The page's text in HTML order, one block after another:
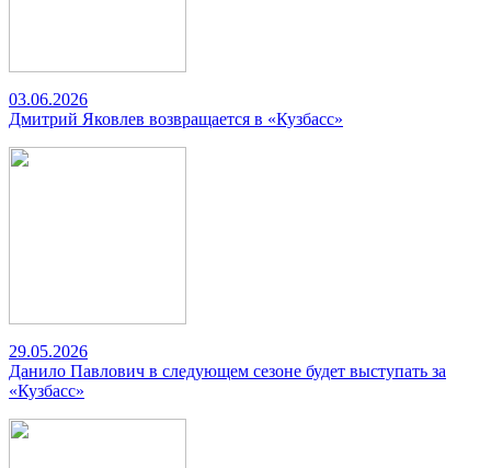
03.06.2026
Дмитрий Яковлев возвращается в «Кузбасс»
29.05.2026
Данило Павлович в следующем сезоне будет выступать за
«Кузбасс»